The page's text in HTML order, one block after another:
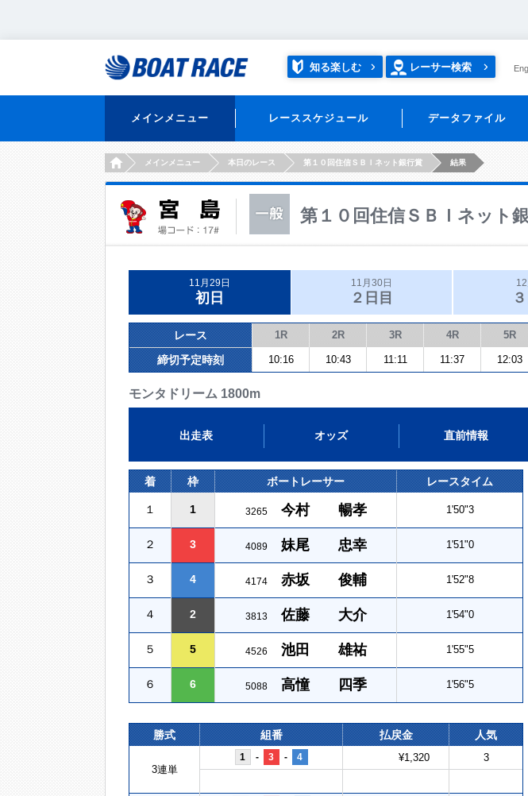
知る楽しむ レーサー検索
メインメニュー レーススケジュール データファイル
HOMEメインメニュー 本日のレース 第１０回住信ＳＢＩネット銀行賞 結果
第１０回住信ＳＢＩネット
11月29日
初日
11月30日
２日目
レース 1R 2R 3R 4R 5R
締切予定時刻 10:16 10:43 11:11 11:37 12:03
モンタドリーム 1800m
出走表 オッズ 直前情報
着 枠 ボートレーサー レースタイム
１ 1 3265 今村 暢孝 1'50"3
２ 3 4089 妹尾 忠幸 1'51"0
３ 4 4174 赤坂 俊輔 1'52"8
４ 2 3813 佐藤 大介 1'54"0
５ 5 4526 池田 雄祐 1'55"5
６ 6 5088 高憧 四季 1'56"5
勝式 組番 払戻金 人気
3連単
1 - 3 - 4 ¥1,320 3